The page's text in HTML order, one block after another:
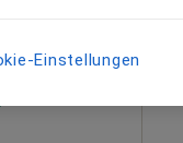
Einstellungen